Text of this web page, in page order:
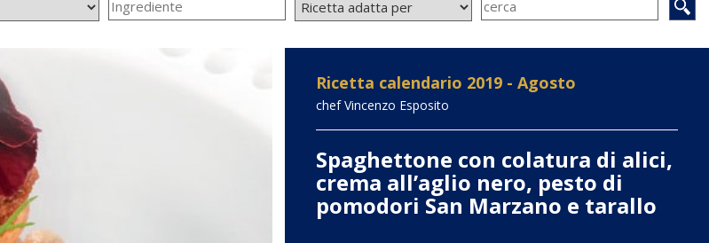
Ricetta calendario 2019 - Agosto
chef Vincenzo Esposito
Spaghettone con colatura di alici,
crema all’aglio nero, pesto di
pomodori San Marzano e tarallo